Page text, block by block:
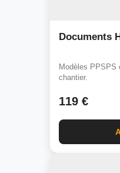
Documents
Modèles PPSPS
chantier.
119 €